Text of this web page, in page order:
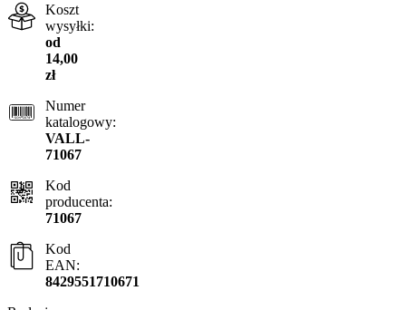
Koszt
wysyłki:
od
14,00
zł
Numer
katalogowy:
VALL-
71067
Kod
producenta:
71067
Kod
EAN:
8429551710671